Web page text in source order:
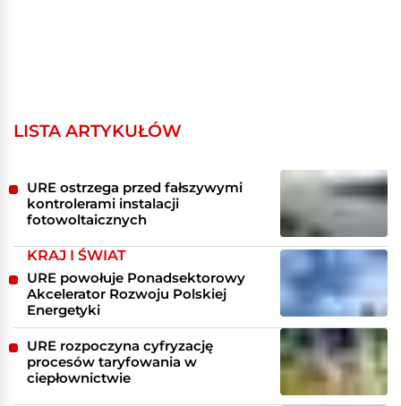
LISTA ARTYKUŁÓW
URE ostrzega przed fałszywymi
kontrolerami instalacji
fotowoltaicznych
KRAJ I ŚWIAT
URE powołuje Ponadsektorowy
Akcelerator Rozwoju Polskiej
Energetyki
URE rozpoczyna cyfryzację
procesów taryfowania w
ciepłownictwie